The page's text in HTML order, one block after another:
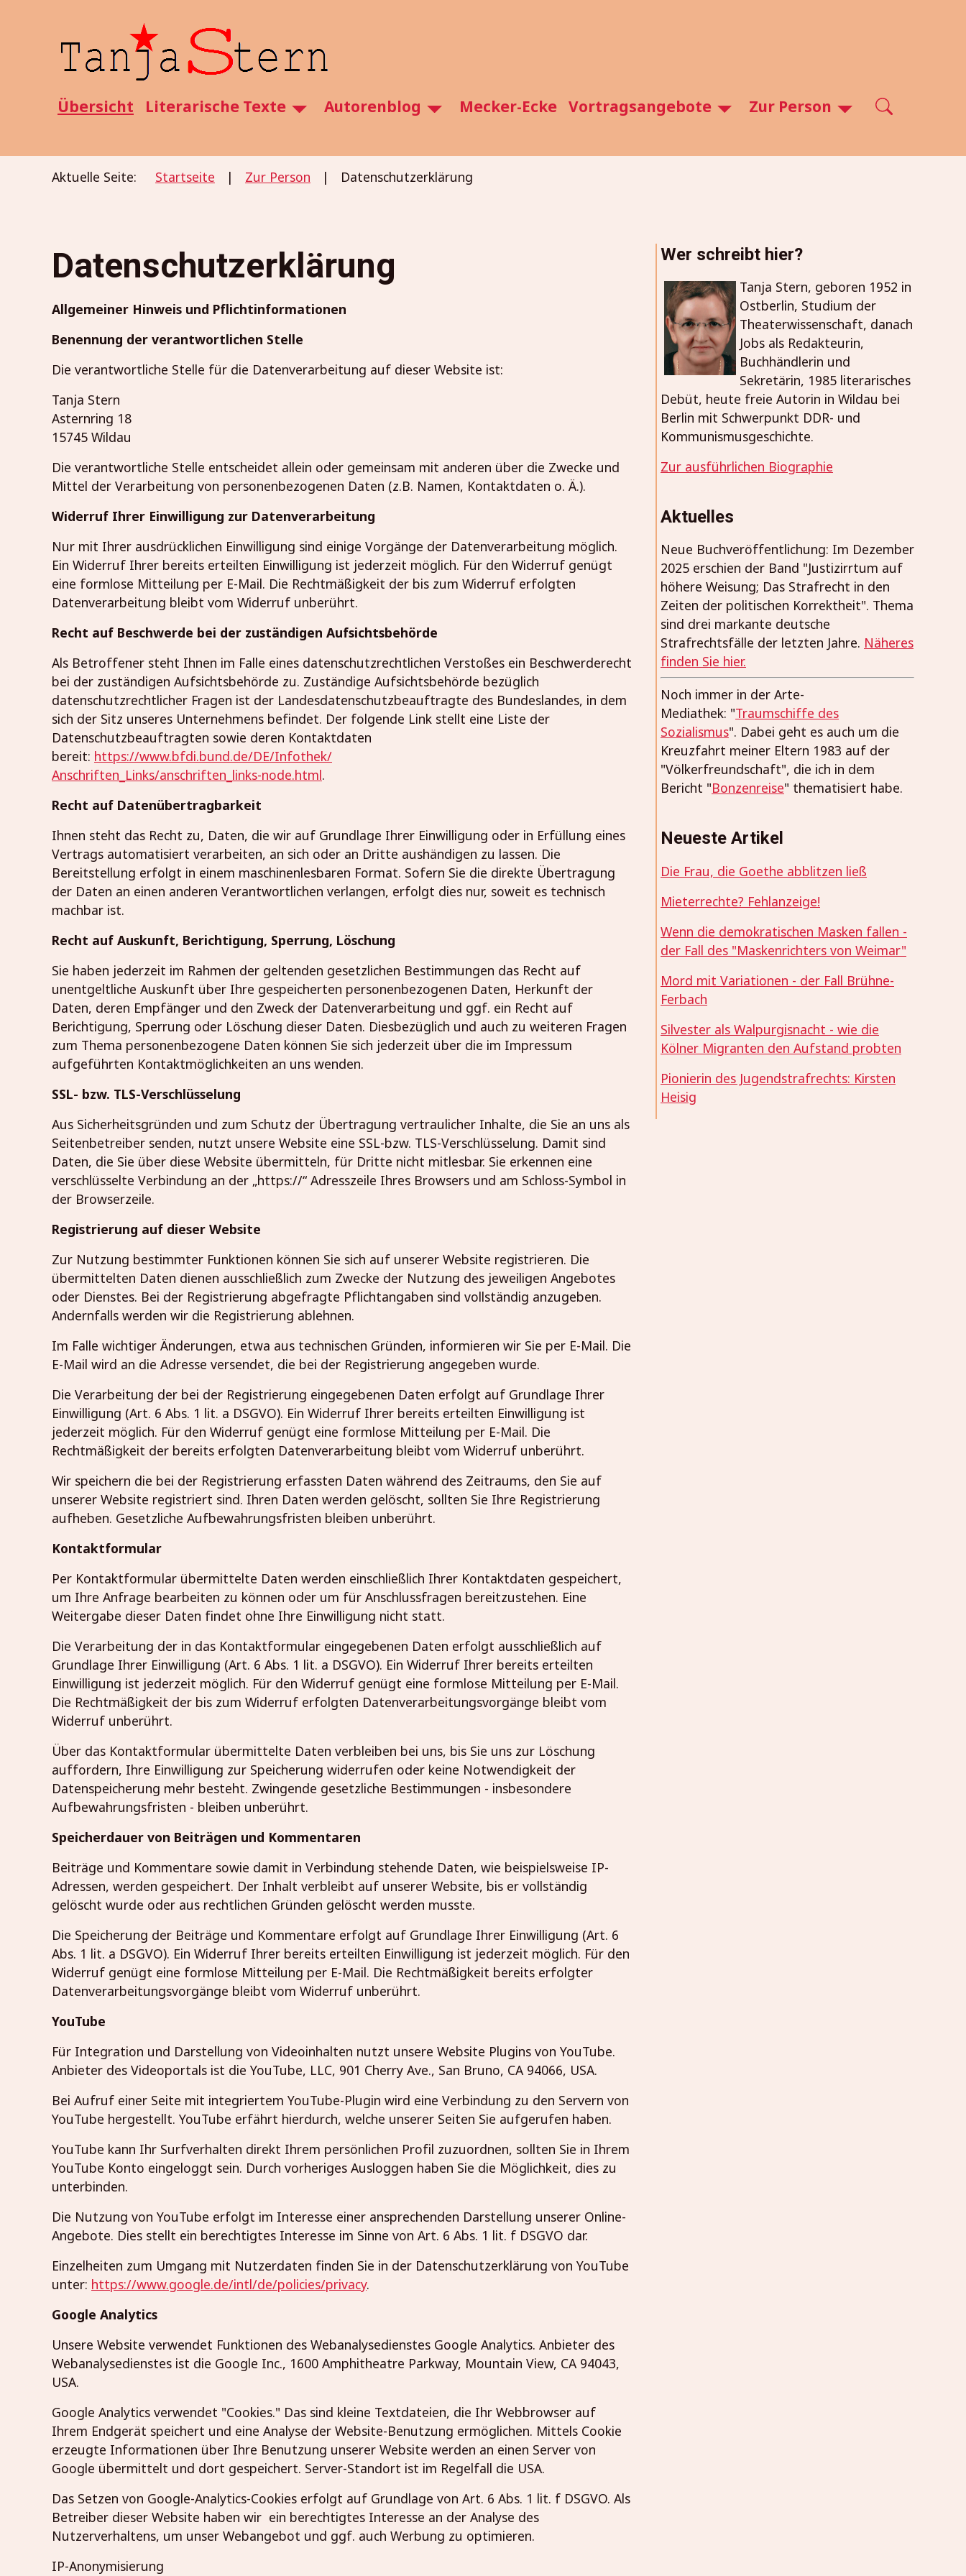
SKIP TO MAIN CONTENT
Übersicht Literarische Texte Autorenblog Mecker-Ecke Vortragsangebote Zur Person
Aktuelle Seite: Startseite Zur Person Datenschutzerklärung
Datenschutzerklärung
Allgemeiner Hinweis und Pflichtinformationen
Benennung der verantwortlichen Stelle
Die verantwortliche Stelle für die Datenverarbeitung auf dieser Website ist:
Tanja Stern
Asternring 18
15745 Wildau
Die verantwortliche Stelle entscheidet allein oder gemeinsam mit anderen über die Zwecke und
Mittel der Verarbeitung von personenbezogenen Daten (z.B. Namen, Kontaktdaten o. Ä.).
Widerruf Ihrer Einwilligung zur Datenverarbeitung
Nur mit Ihrer ausdrücklichen Einwilligung sind einige Vorgänge der Datenverarbeitung möglich.
Ein Widerruf Ihrer bereits erteilten Einwilligung ist jederzeit möglich. Für den Widerruf genügt
eine formlose Mitteilung per E-Mail. Die Rechtmäßigkeit der bis zum Widerruf erfolgten
Datenverarbeitung bleibt vom Widerruf unberührt.
Recht auf Beschwerde bei der zuständigen Aufsichtsbehörde
Als Betroffener steht Ihnen im Falle eines datenschutzrechtlichen Verstoßes ein Beschwerderecht
bei der zuständigen Aufsichtsbehörde zu. Zuständige Aufsichtsbehörde bezüglich
datenschutzrechtlicher Fragen ist der Landesdatenschutzbeauftragte des Bundeslandes, in dem
sich der Sitz unseres Unternehmens befindet. Der folgende Link stellt eine Liste der
Datenschutzbeauftragten sowie deren Kontaktdaten
bereit: https://www.bfdi.bund.de/DE/Infothek/
Anschriften_Links/anschriften_links-node.html.
Recht auf Datenübertragbarkeit
Ihnen steht das Recht zu, Daten, die wir auf Grundlage Ihrer Einwilligung oder in Erfüllung eines
Vertrags automatisiert verarbeiten, an sich oder an Dritte aushändigen zu lassen. Die
Bereitstellung erfolgt in einem maschinenlesbaren Format. Sofern Sie die direkte Übertragung
der Daten an einen anderen Verantwortlichen verlangen, erfolgt dies nur, soweit es technisch
machbar ist.
Recht auf Auskunft, Berichtigung, Sperrung, Löschung
Sie haben jederzeit im Rahmen der geltenden gesetzlichen Bestimmungen das Recht auf
unentgeltliche Auskunft über Ihre gespeicherten personenbezogenen Daten, Herkunft der
Daten, deren Empfänger und den Zweck der Datenverarbeitung und ggf. ein Recht auf
Berichtigung, Sperrung oder Löschung dieser Daten. Diesbezüglich und auch zu weiteren Fragen
zum Thema personenbezogene Daten können Sie sich jederzeit über die im Impressum
aufgeführten Kontaktmöglichkeiten an uns wenden.
SSL- bzw. TLS-Verschlüsselung
Aus Sicherheitsgründen und zum Schutz der Übertragung vertraulicher Inhalte, die Sie an uns als
Seitenbetreiber senden, nutzt unsere Website eine SSL-bzw. TLS-Verschlüsselung. Damit sind
Daten, die Sie über diese Website übermitteln, für Dritte nicht mitlesbar. Sie erkennen eine
verschlüsselte Verbindung an der „https://“ Adresszeile Ihres Browsers und am Schloss-Symbol in
der Browserzeile.
Registrierung auf dieser Website
Zur Nutzung bestimmter Funktionen können Sie sich auf unserer Website registrieren. Die
übermittelten Daten dienen ausschließlich zum Zwecke der Nutzung des jeweiligen Angebotes
oder Dienstes. Bei der Registrierung abgefragte Pflichtangaben sind vollständig anzugeben.
Andernfalls werden wir die Registrierung ablehnen.
Im Falle wichtiger Änderungen, etwa aus technischen Gründen, informieren wir Sie per E-Mail. Die
E-Mail wird an die Adresse versendet, die bei der Registrierung angegeben wurde.
Die Verarbeitung der bei der Registrierung eingegebenen Daten erfolgt auf Grundlage Ihrer
Einwilligung (Art. 6 Abs. 1 lit. a DSGVO). Ein Widerruf Ihrer bereits erteilten Einwilligung ist
jederzeit möglich. Für den Widerruf genügt eine formlose Mitteilung per E-Mail. Die
Rechtmäßigkeit der bereits erfolgten Datenverarbeitung bleibt vom Widerruf unberührt.
Wir speichern die bei der Registrierung erfassten Daten während des Zeitraums, den Sie auf
unserer Website registriert sind. Ihren Daten werden gelöscht, sollten Sie Ihre Registrierung
aufheben. Gesetzliche Aufbewahrungsfristen bleiben unberührt.
Kontaktformular
Per Kontaktformular übermittelte Daten werden einschließlich Ihrer Kontaktdaten gespeichert,
um Ihre Anfrage bearbeiten zu können oder um für Anschlussfragen bereitzustehen. Eine
Weitergabe dieser Daten findet ohne Ihre Einwilligung nicht statt.
Die Verarbeitung der in das Kontaktformular eingegebenen Daten erfolgt ausschließlich auf
Grundlage Ihrer Einwilligung (Art. 6 Abs. 1 lit. a DSGVO). Ein Widerruf Ihrer bereits erteilten
Einwilligung ist jederzeit möglich. Für den Widerruf genügt eine formlose Mitteilung per E-Mail.
Die Rechtmäßigkeit der bis zum Widerruf erfolgten Datenverarbeitungsvorgänge bleibt vom
Widerruf unberührt.
Über das Kontaktformular übermittelte Daten verbleiben bei uns, bis Sie uns zur Löschung
auffordern, Ihre Einwilligung zur Speicherung widerrufen oder keine Notwendigkeit der
Datenspeicherung mehr besteht. Zwingende gesetzliche Bestimmungen - insbesondere
Aufbewahrungsfristen - bleiben unberührt.
Speicherdauer von Beiträgen und Kommentaren
Beiträge und Kommentare sowie damit in Verbindung stehende Daten, wie beispielsweise IP-
Adressen, werden gespeichert. Der Inhalt verbleibt auf unserer Website, bis er vollständig
gelöscht wurde oder aus rechtlichen Gründen gelöscht werden musste.
Die Speicherung der Beiträge und Kommentare erfolgt auf Grundlage Ihrer Einwilligung (Art. 6
Abs. 1 lit. a DSGVO). Ein Widerruf Ihrer bereits erteilten Einwilligung ist jederzeit möglich. Für den
Widerruf genügt eine formlose Mitteilung per E-Mail. Die Rechtmäßigkeit bereits erfolgter
Datenverarbeitungsvorgänge bleibt vom Widerruf unberührt.
YouTube
Für Integration und Darstellung von Videoinhalten nutzt unsere Website Plugins von YouTube.
Anbieter des Videoportals ist die YouTube, LLC, 901 Cherry Ave., San Bruno, CA 94066, USA.
Bei Aufruf einer Seite mit integriertem YouTube-Plugin wird eine Verbindung zu den Servern von
YouTube hergestellt. YouTube erfährt hierdurch, welche unserer Seiten Sie aufgerufen haben.
YouTube kann Ihr Surfverhalten direkt Ihrem persönlichen Profil zuzuordnen, sollten Sie in Ihrem
YouTube Konto eingeloggt sein. Durch vorheriges Ausloggen haben Sie die Möglichkeit, dies zu
unterbinden.
Die Nutzung von YouTube erfolgt im Interesse einer ansprechenden Darstellung unserer Online-
Angebote. Dies stellt ein berechtigtes Interesse im Sinne von Art. 6 Abs. 1 lit. f DSGVO dar.
Einzelheiten zum Umgang mit Nutzerdaten finden Sie in der Datenschutzerklärung von YouTube
unter: https://www.google.de/intl/de/policies/privacy.
Google Analytics
Unsere Website verwendet Funktionen des Webanalysedienstes Google Analytics. Anbieter des
Webanalysedienstes ist die Google Inc., 1600 Amphitheatre Parkway, Mountain View, CA 94043,
USA.
Google Analytics verwendet "Cookies." Das sind kleine Textdateien, die Ihr Webbrowser auf
Ihrem Endgerät speichert und eine Analyse der Website-Benutzung ermöglichen. Mittels Cookie
erzeugte Informationen über Ihre Benutzung unserer Website werden an einen Server von
Google übermittelt und dort gespeichert. Server-Standort ist im Regelfall die USA.
Das Setzen von Google-Analytics-Cookies erfolgt auf Grundlage von Art. 6 Abs. 1 lit. f DSGVO. Als
Betreiber dieser Website haben wir ein berechtigtes Interesse an der Analyse des
Nutzerverhaltens, um unser Webangebot und ggf. auch Werbung zu optimieren.
IP-Anonymisierung
Wer schreibt hier?
Tanja Stern, geboren 1952 in
Ostberlin, Studium der
Theaterwissenschaft, danach
Jobs als Redakteurin,
Buchhändlerin und
Sekretärin, 1985 literarisches
Debüt, heute freie Autorin in Wildau bei
Berlin mit Schwerpunkt DDR- und
Kommunismusgeschichte.
Zur ausführlichen Biographie
Aktuelles
Neue Buchveröffentlichung: Im Dezember
2025 erschien der Band "Justizirrtum auf
höhere Weisung; Das Strafrecht in den
Zeiten der politischen Korrektheit". Thema
sind drei markante deutsche
Strafrechtsfälle der letzten Jahre. Näheres
finden Sie hier.
Noch immer in der Arte-
Mediathek: "Traumschiffe des
Sozialismus". Dabei geht es auch um die
Kreuzfahrt meiner Eltern 1983 auf der
"Völkerfreundschaft", die ich in dem
Bericht "Bonzenreise" thematisiert habe.
Neueste Artikel
Die Frau, die Goethe abblitzen ließ
Mieterrechte? Fehlanzeige!
Wenn die demokratischen Masken fallen -
der Fall des "Maskenrichters von Weimar"
Mord mit Variationen - der Fall Brühne-
Ferbach
Silvester als Walpurgisnacht - wie die
Kölner Migranten den Aufstand probten
Pionierin des Jugendstrafrechts: Kirsten
Heisig